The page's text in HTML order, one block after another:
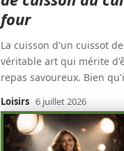
four
La cuisson d'un cuissot
véritable art qui mérite
repas savoureux. Bien
Loisirs 6 juillet 2026